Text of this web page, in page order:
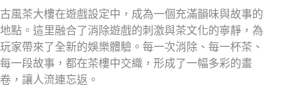
NT$30
到
NT$10,000
古風茶大樓在遊戲設定中，成為一個充滿韻味與故事的
地點。這里融合了消除遊戲的刺激與茶文化的寧靜，為
玩家帶來了全新的娛樂體驗。每一次消除、每一杯茶、
每一段故事，都在茶樓中交織，形成了一幅多彩的畫
卷，讓人流連忘返。